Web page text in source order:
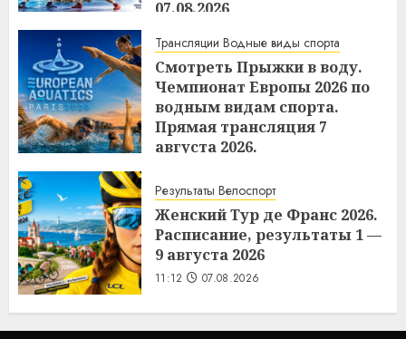
07.08.2026
Трансляции Водные виды спорта
Смотреть Прыжки в воду.
Чемпионат Европы 2026 по
водным видам спорта.
Прямая трансляция 7
августа 2026.
Результаты Велоспорт
Женский Тур де Франс 2026.
Расписание, результаты 1 —
9 августа 2026
11:12 07.08.2026